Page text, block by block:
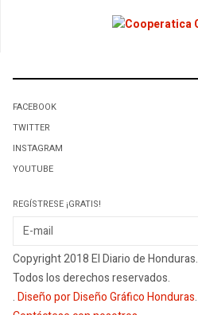
FACEBOOK
TWITTER
INSTAGRAM
YOUTUBE
REGÍSTRESE ¡GRATIS!
Copyright 2018 El Diario de Honduras.
Todos los derechos reservados.
.Diseño por Diseño Gráfico Honduras.